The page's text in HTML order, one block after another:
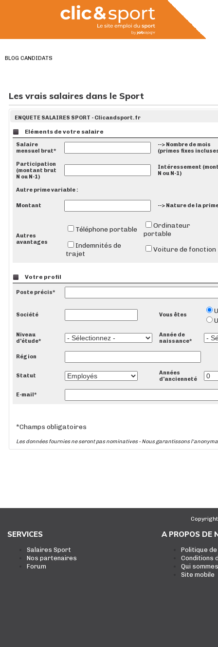
BLOG CANDIDATS
Les vrais salaires dans le Sport
ENQUETE SALAIRES SPORT - Clicandsport.fr
Eléments de votre salaire
Salaire
mensuel brut*
--> Nombre de mois
(primes fixes
Participation
(montant brut
N ou N-1)
Intéressement
N ou N-1)
Autre prime variable :
Montant --> Nature de la
Autres
avantages
Téléphone portable
Ordinateur
portable
Indemnités de
trajet
Voiture de fonction
Votre profil
Poste précis*
Société Vous êtes
Niveau
d'étude*
Année de
naissance*
Région
Statut
Années
d'ancienneté
E-mail*
*Champs obligatoires
Les données fournies ne seront pas nominatives - Nous garantissons
SERVICES
Salaires Sport
Nos partenaires
Forum
A PROPOS DE
Politique
Conditions
Qui
Site mobile